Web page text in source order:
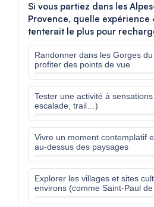
Si vous partiez dans les
Provence, quelle
tenterait le plus pour
Randonner dans les Gorges
profiter des points de vue
Tester une activité à
escalade, trail…)
Vivre un moment contemplatif
au-dessus des paysages
Explorer les villages et sites
environs (comme Saint-Paul de